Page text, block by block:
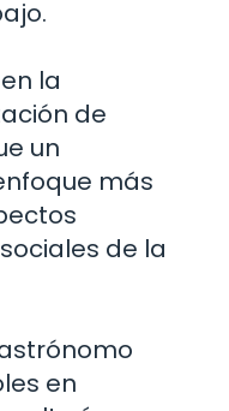
la
de
un
más
de la
en